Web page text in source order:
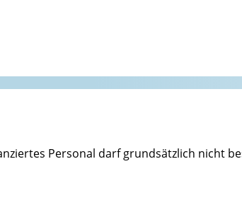
Personal darf grundsätzlich nicht